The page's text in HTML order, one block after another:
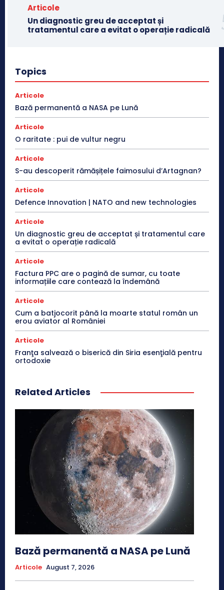
Articole
Un diagnostic greu de acceptat și
tratamentul care a evitat o operație radicală
Topics
Articole
Bază permanentă a NASA pe Lună
Articole
O raritate : pui de vultur negru
Articole
S-au descoperit rămășițele faimosului d’Artagnan?
Articole
Defence Innovation | NATO and new technologies
Articole
Un diagnostic greu de acceptat și tratamentul care
a evitat o operație radicală
Articole
Factura PPC are o pagină de sumar, cu toate
informațiile care contează la îndemână
Articole
Cum a batjocorit până la moarte statul român un
erou aviator al României
Articole
Franţa salvează o biserică din Siria esenţială pentru
ortodoxie
Related Articles
Bază permanentă a NASA pe Lună
Articole August 7, 2026